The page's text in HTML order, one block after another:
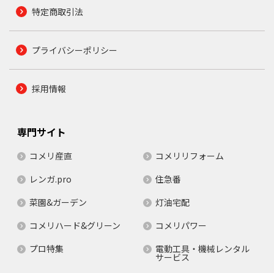
特定商取引法
プライバシーポリシー
採用情報
専門サイト
コメリ産直
コメリリフォーム
レンガ.pro
住急番
菜園&ガーデン
灯油宅配
コメリハード&グリーン
コメリパワー
プロ特集
電動工具・機械レンタル
サービス